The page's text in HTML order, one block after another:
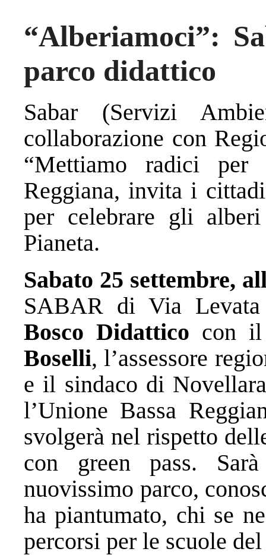
“Alberiamoci”:
parco didattico
Sabar (Servizi
collaborazione con
“Mettiamo radici
Reggiana, invita i
per celebrare gli
Pianeta.
Sabato 25 settembre,
SABAR di Via
Bosco Didattico con
Boselli, l’assessore
e il sindaco di
l’Unione Bassa
svolgerà nel rispetto
con green pass.
nuovissimo parco,
ha piantumato, chi se
percorsi per le scuole